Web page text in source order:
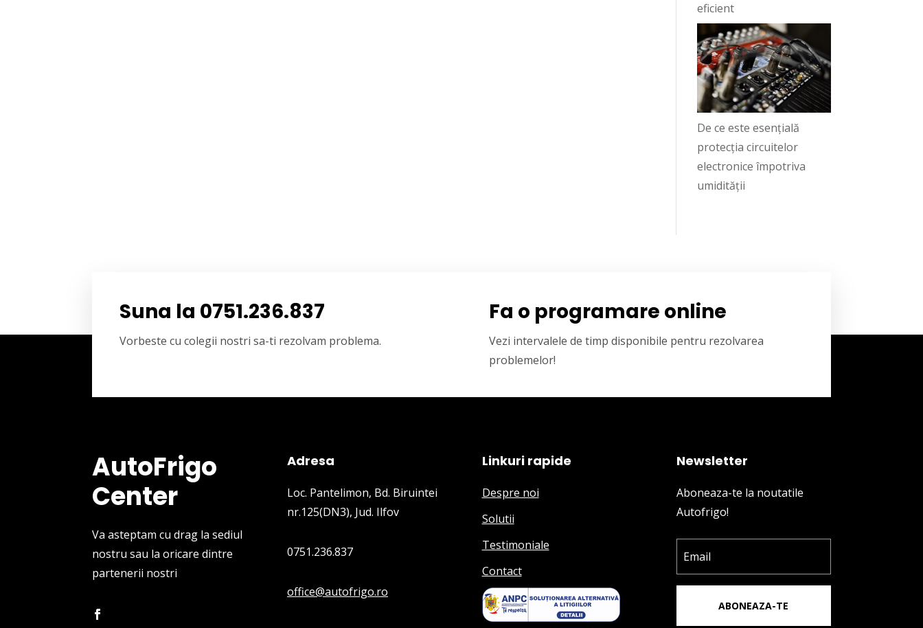
eficient
De ce este esențială
protecția circuitelor
electronice împotriva
umidității
Suna la 0751.236.837
Vorbeste cu colegii nostri sa-ti rezolvam problema.
Fa o programare online
Vezi intervalele de timp disponibile pentru rezolvarea
problemelor!
AutoFrigo
Center
Va asteptam cu drag la sediul
nostru sau la oricare dintre
partenerii nostri
Adresa
Loc. Pantelimon, Bd. Biruintei
nr.125(DN3), Jud. Ilfov
0751.236.837
office@autofrigo.ro
Linkuri rapide
Despre noi
Solutii
Testimoniale
Contact
Newsletter
Aboneaza-te la noutatile
Autofrigo!
ABONEAZA-TE